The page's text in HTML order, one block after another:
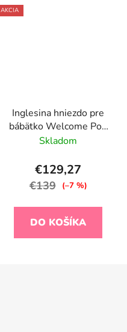
AKCIA
Inglesina hniezdo pre
bábätko Welcome Pod
Peaceful Blue
Skladom
€129,27
€139 (–7 %)
DO KOŠÍKA